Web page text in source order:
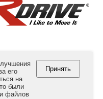
Ltd. All Rights Reserved.
его
на
были
файлов
Принять